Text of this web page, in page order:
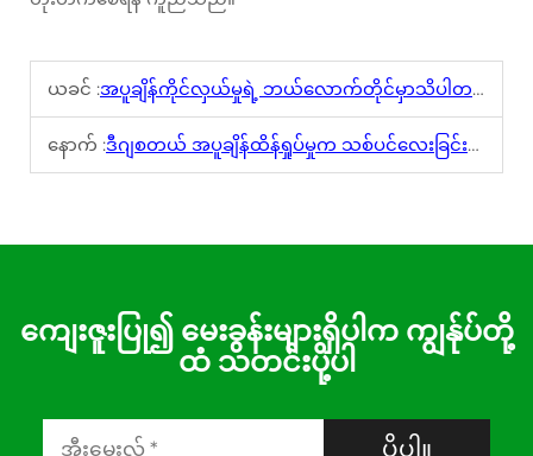
ယခင် :အပူချိန်ကိုင်လှယ်မှုရဲ့ ဘယ်လောက်တိုင်မှာသိပါတယ် အင်အားကို မြှင့်တင်ပေးနိုင်ပြီး ကosten ကို လျော့ဆောင်ရွက်ပေးတယ်
နောက် :ဒီဂျစတယ် အပူချိန်ထိန်ရှုပ်မှုက သစ်ပင်လေးခြင်းအတွင်း အပူချိန်ကို ဘယ်လိုဖြင့် ဆိုင်ရာသို့ ပိုကောင်းစေနိုင်သည်
ကျေးဇူးပြု၍ မေးခွန်းများရှိပါက ကျွန်ုပ်တို့
ထံ သတင်းပို့ပါ
ပို့ပါ။